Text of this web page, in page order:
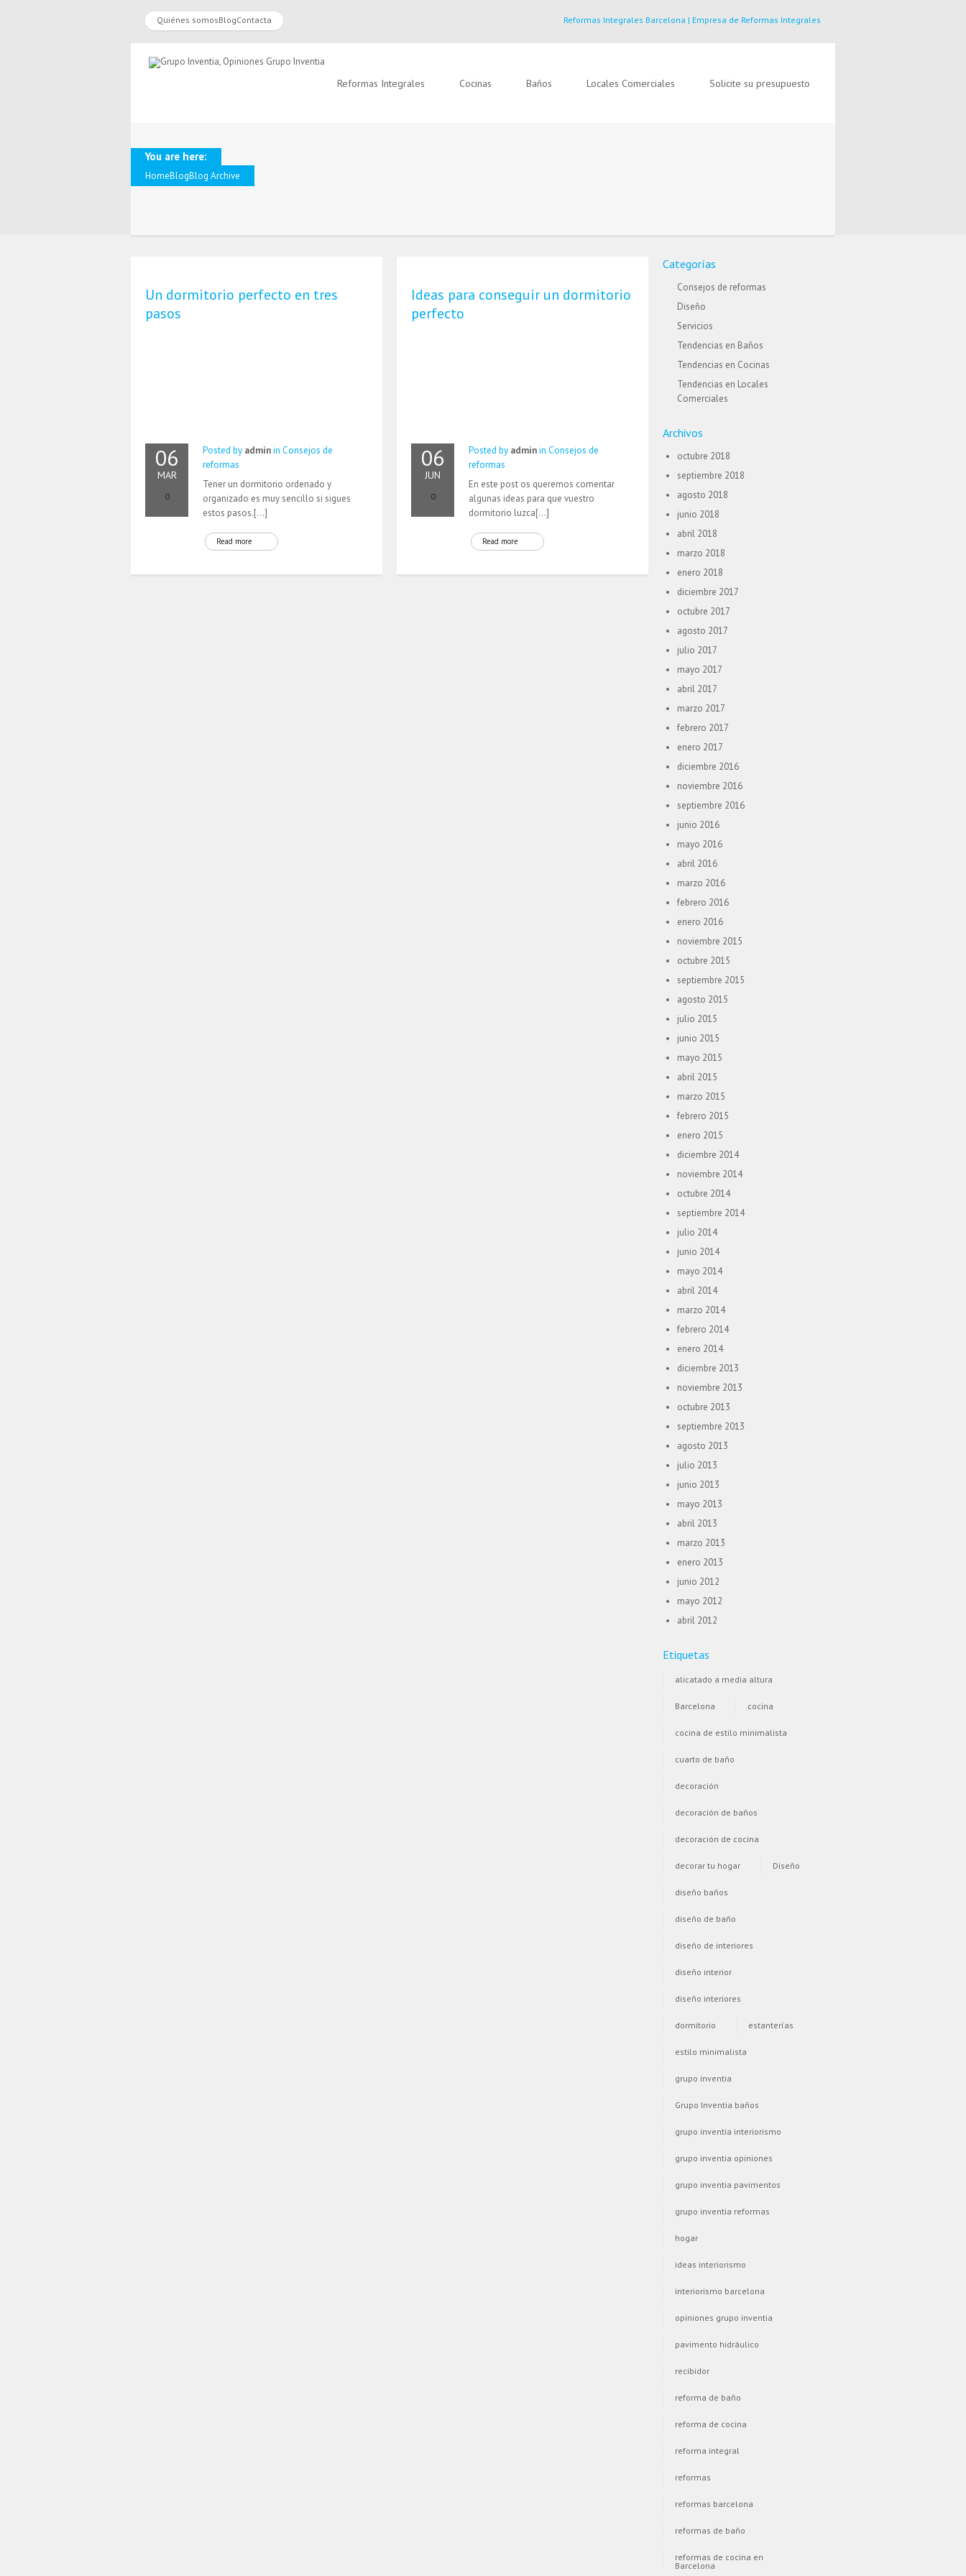
Quiénes somosBlogContacta Reformas Integrales Barcelona | Empresa de Reformas Integrales
Reformas Integrales Cocinas Baños Locales Comerciales Solicite su presupuesto
You are here:
HomeBlogBlog Archive
Un dormitorio perfecto en tres
pasos
06
MAR
0
Posted by adminin Consejos de
reformas
Tener un dormitorio ordenado y
organizado es muy sencillo si sigues
estos pasos.[…]
Read more
Ideas para conseguir un dormitorio
perfecto
06
JUN
0
Posted by adminin Consejos de
reformas
En este post os queremos comentar
algunas ideas para que vuestro
dormitorio luzca[…]
Read more
Categorías
Consejos de reformas
Diseño
Servicios
Tendencias en Baños
Tendencias en Cocinas
Tendencias en Locales
Comerciales
Archivos
octubre 2018
septiembre 2018
agosto 2018
junio 2018
abril 2018
marzo 2018
enero 2018
diciembre 2017
octubre 2017
agosto 2017
julio 2017
mayo 2017
abril 2017
marzo 2017
febrero 2017
enero 2017
diciembre 2016
noviembre 2016
septiembre 2016
junio 2016
mayo 2016
abril 2016
marzo 2016
febrero 2016
enero 2016
noviembre 2015
octubre 2015
septiembre 2015
agosto 2015
julio 2015
junio 2015
mayo 2015
abril 2015
marzo 2015
febrero 2015
enero 2015
diciembre 2014
noviembre 2014
octubre 2014
septiembre 2014
julio 2014
junio 2014
mayo 2014
abril 2014
marzo 2014
febrero 2014
enero 2014
diciembre 2013
noviembre 2013
octubre 2013
septiembre 2013
agosto 2013
julio 2013
junio 2013
mayo 2013
abril 2013
marzo 2013
enero 2013
junio 2012
mayo 2012
abril 2012
Etiquetas
alicatado a media altura
Barcelona cocina
cocina de estilo minimalista
cuarto de baño
decoración
decoración de baños
decoración de cocina
decorar tu hogar Diseño
diseño baños
diseño de baño
diseño de interiores
diseño interior
diseño interiores
dormitorio estanterías
estilo minimalista
grupo inventia
Grupo Inventia baños
grupo inventia interiorismo
grupo inventia opiniones
grupo inventia pavimentos
grupo inventia reformas
hogar
ideas interiorismo
interiorismo barcelona
opiniones grupo inventia
pavimento hidráulico
recibidor
reforma de baño
reforma de cocina
reforma integral
reformas
reformas barcelona
reformas de baño
reformas de cocina en
Barcelona